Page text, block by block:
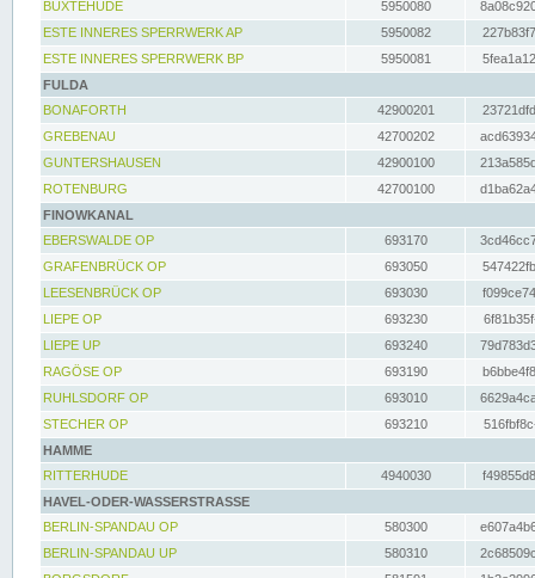
BUXTEHUDE
5950080
ESTE INNERES SPERRWERK AP
5950082
ESTE INNERES SPERRWERK BP
5950081
FULDA
BONAFORTH
42900201
GREBENAU
42700202
GUNTERSHAUSEN
42900100
ROTENBURG
42700100
FINOWKANAL
EBERSWALDE OP
693170
GRAFENBRÜCK OP
693050
LEESENBRÜCK OP
693030
LIEPE OP
693230
LIEPE UP
693240
RAGÖSE OP
693190
RUHLSDORF OP
693010
STECHER OP
693210
HAMME
RITTERHUDE
4940030
HAVEL-ODER-WASSERSTRASSE
BERLIN-SPANDAU OP
580300
BERLIN-SPANDAU UP
580310